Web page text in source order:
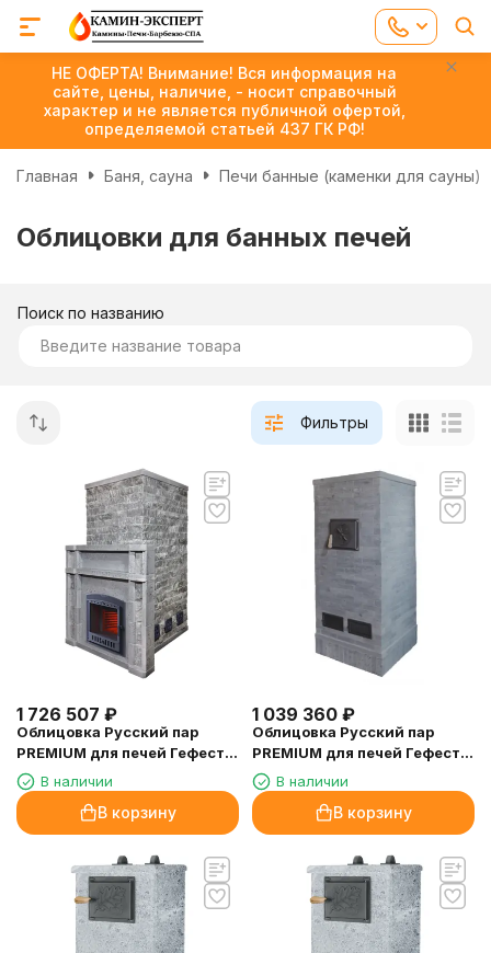
НЕ ОФЕРТА! Внимание! Вся информация на
сайте, цены, наличие, - носит справочный
характер и не является публичной офертой,
определяемой статьей 437 ГК РФ!
Главная Баня, сауна Печи банные (каменки для сауны)
Облицовки для банных печей
Поиск по названию
Фильтры
1 726 507 ₽
Облицовка Русский пар
PREMIUM для печей Гефест
Grom 80, рваный камень
Талькомагнезит
В наличии
В корзину
1 039 360 ₽
Облицовка Русский пар
PREMIUM для печей Гефест
Grom 80 П, кирпич
Талькомагнезит
В наличии
В корзину